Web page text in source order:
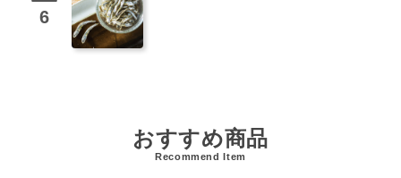
おすすめ商品
Recommend Item